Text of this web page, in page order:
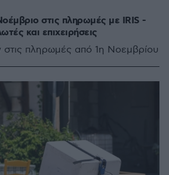
στις πληρωμές με IRIS -
και επιχειρήσεις
πληρωμές από 1η Νοεμβρίου